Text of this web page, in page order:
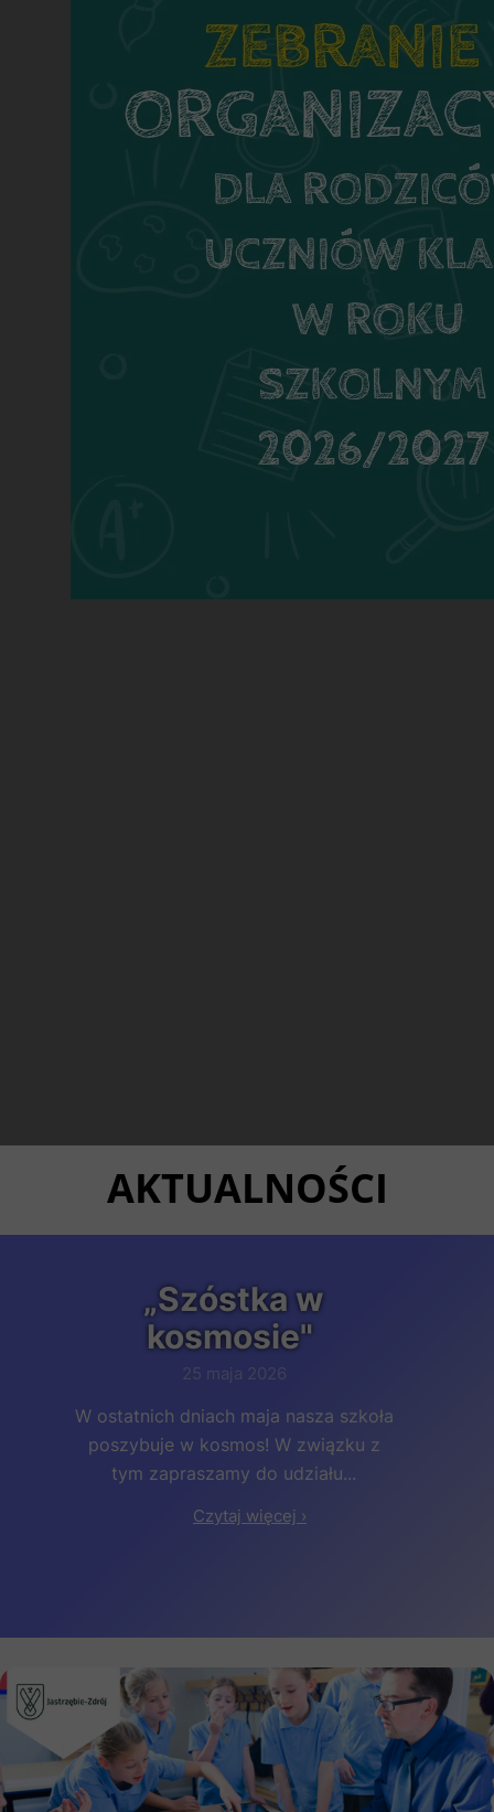
AKTUALNOŚCI
„Szóstka w
kosmosie"
25 maja 2026
W ostatnich dniach maja nasza szkoła
poszybuje w kosmos! W związku z
tym zapraszamy do udziału...
Czytaj więcej ›